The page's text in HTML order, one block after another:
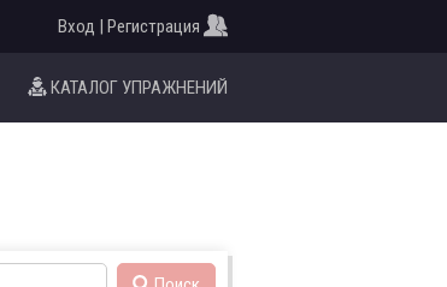
Вход | Регистрация
КАТАЛОГ УПРАЖНЕНИЙ